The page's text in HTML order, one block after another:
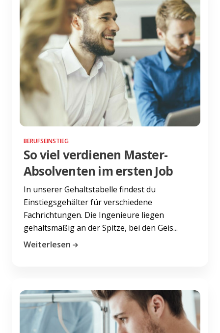
BERUFSEINSTIEG
So viel verdienen Master-
Absolventen im ersten Job
In unserer Gehaltstabelle findest du
Einstiegsgehälter für verschiedene
Fachrichtungen. Die Ingenieure liegen
gehaltsmäßig an der Spitze, bei den Geis...
Weiterlesen